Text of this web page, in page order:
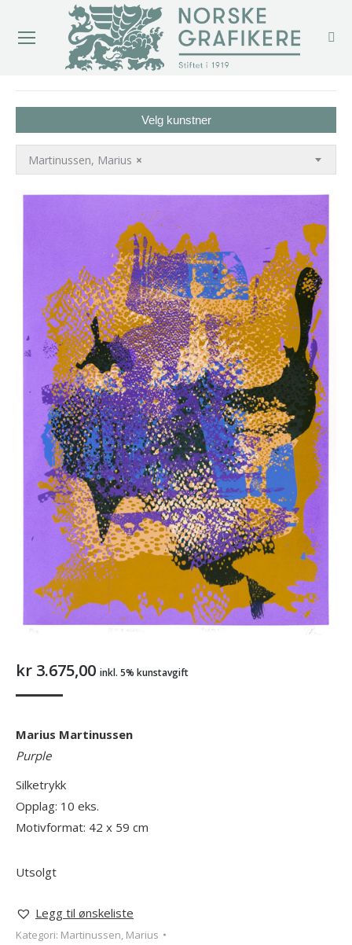
Velg kunstner
×
Martinussen, Marius
kr 3.675,00 inkl. 5% kunstavgift
Marius Martinussen
Purple
Silketrykk
Opplag: 10 eks.
Motivformat: 42 x 59 cm
Utsolgt
Legg til ønskeliste
Kategori: Martinussen, Marius